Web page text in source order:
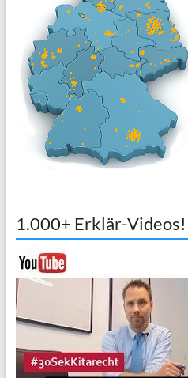
1.000+ Erklär-